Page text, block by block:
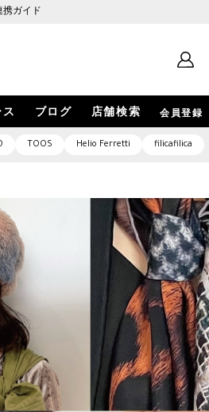
ガイド
ス ブログ 店舗検索 会員登録
TOOS Helio Ferretti filicafilica